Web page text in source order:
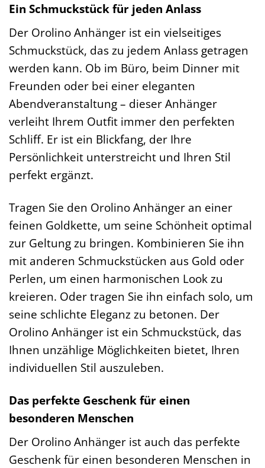
Ein Schmuckstück für jeden Anlass
Der Orolino Anhänger ist ein vielseitiges
Schmuckstück, das zu jedem Anlass getragen
werden kann. Ob im Büro, beim Dinner mit
Freunden oder bei einer eleganten
Abendveranstaltung – dieser Anhänger
verleiht Ihrem Outfit immer den perfekten
Schliff. Er ist ein Blickfang, der Ihre
Persönlichkeit unterstreicht und Ihren Stil
perfekt ergänzt.
Tragen Sie den Orolino Anhänger an einer
feinen Goldkette, um seine Schönheit optimal
zur Geltung zu bringen. Kombinieren Sie ihn
mit anderen Schmuckstücken aus Gold oder
Perlen, um einen harmonischen Look zu
kreieren. Oder tragen Sie ihn einfach solo, um
seine schlichte Eleganz zu betonen. Der
Orolino Anhänger ist ein Schmuckstück, das
Ihnen unzählige Möglichkeiten bietet, Ihren
individuellen Stil auszuleben.
Das perfekte Geschenk für einen
besonderen Menschen
Der Orolino Anhänger ist auch das perfekte
Geschenk für einen besonderen Menschen in